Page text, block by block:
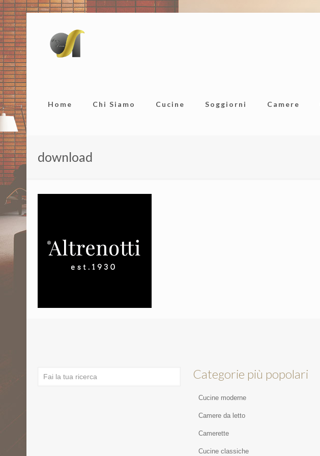
Home Chi Siamo Cucine Soggiorni Camere
download
Categorie più popolari
Cucine moderne
Camere da letto
Camerette
Cucine classiche